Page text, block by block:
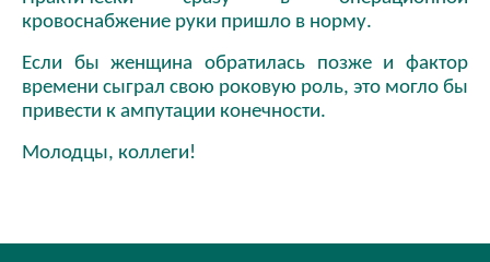
кровоснабжение руки пришло в норму.
Если бы женщина обратилась позже и фактор
времени сыграл свою роковую роль, это могло бы
привести к ампутации конечности.
Молодцы, коллеги!